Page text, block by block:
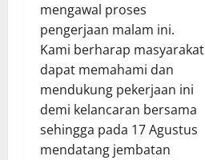
mengawal proses
pengerjaan malam ini.
Kami berharap masyarakat
dapat memahami dan
mendukung pekerjaan ini
demi kelancaran bersama
sehingga pada 17 Agustus
mendatang jembatan